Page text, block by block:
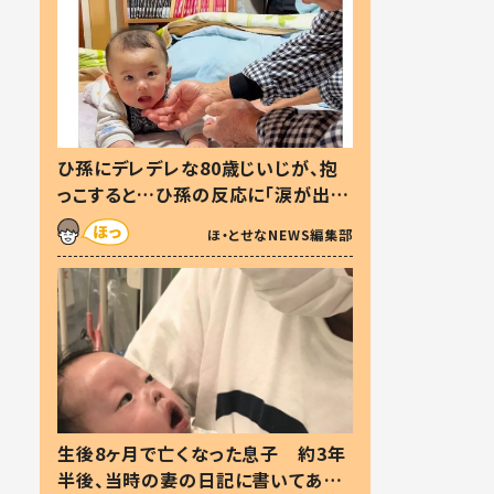
ひ孫にデレデレな80歳じいじが、抱
っこすると…ひ孫の反応に「涙が出ま
した」「可愛くて仕方ない」
ほ・とせなNEWS編集部
生後8ヶ月で亡くなった息子 約3年
半後、当時の妻の日記に書いてあっ